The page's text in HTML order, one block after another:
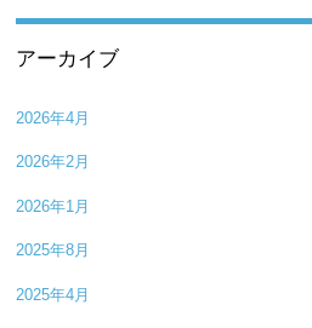
アーカイブ
2026年4月
2026年2月
2026年1月
2025年8月
2025年4月